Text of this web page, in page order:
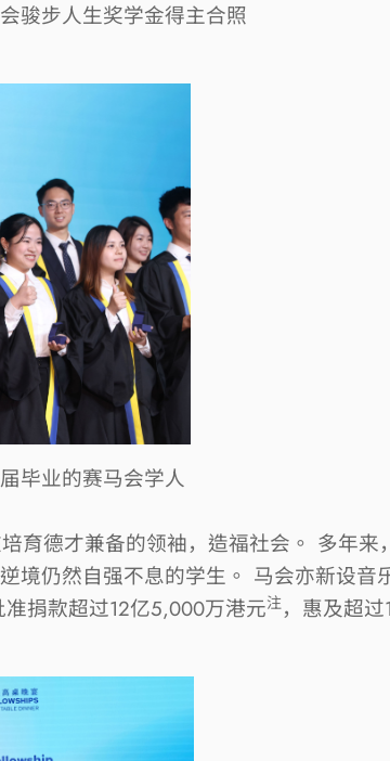
骏步人生奖学金得主合照
毕业的赛马会学人
育德才兼备的领袖，造福社会。 多年来
境仍然自强不息的学生。 马会亦新设音
捐款超过12亿5,000万港元注 ，惠及超过